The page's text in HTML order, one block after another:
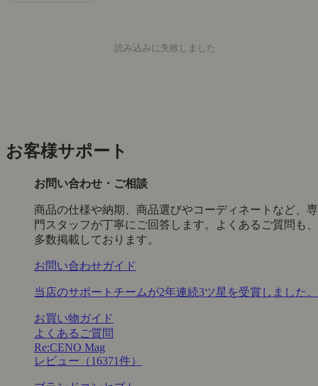
読み込みに失敗しました
お客様サポート
お問い合わせ・ご相談
商品の仕様や納期、商品選びやコーディネートなど、専
門スタッフが丁寧にご回答します。よくあるご質問も、
多数掲載しております。
お問い合わせガイド
当店のサポートチームが2年連続3ツ星を受賞しました。
お買い物ガイド
よくあるご質問
Re:CENO Mag
レビュー（16371件）